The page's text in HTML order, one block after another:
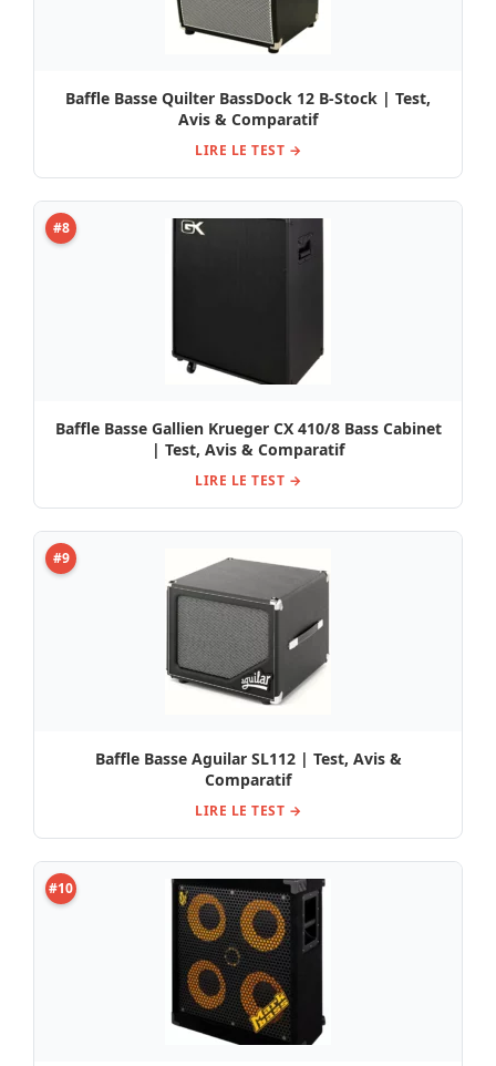
Baffle Basse Quilter BassDock 12 B-Stock | Test,
Avis & Comparatif
LIRE LE TEST →
#8
Baffle Basse Gallien Krueger CX 410/8 Bass Cabinet
| Test, Avis & Comparatif
LIRE LE TEST →
#9
Baffle Basse Aguilar SL112 | Test, Avis &
Comparatif
LIRE LE TEST →
#10